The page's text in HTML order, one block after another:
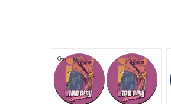
Gaming